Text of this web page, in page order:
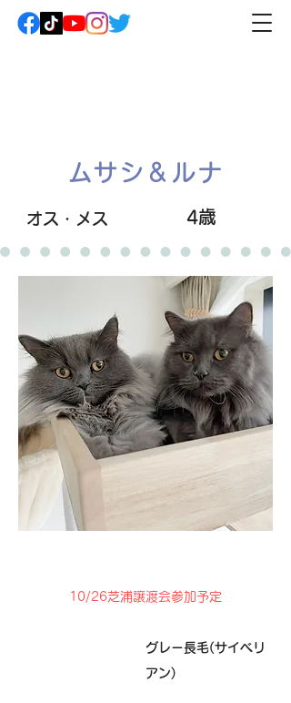
ムサシ＆ルナ
オス・メス 4歳
10/26芝浦譲渡会参加予定
グレー長毛(サイベリ
アン)